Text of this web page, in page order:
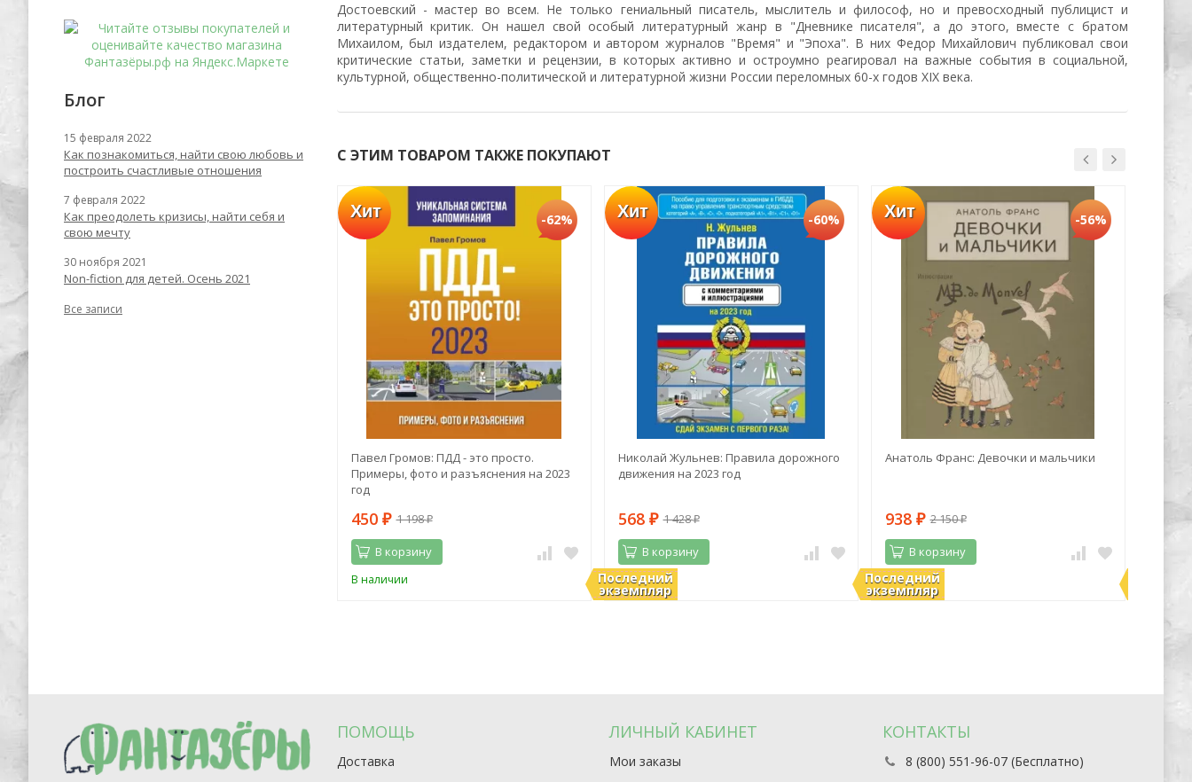
Достоевский - мастер во всем. Не только гениальный писатель, мыслитель и философ, но и превосходный публицист и
литературный критик. Он нашел свой особый литературный жанр в "Дневнике писателя", а до этого, вместе с братом
Михаилом, был издателем, редактором и автором журналов "Время" и "Эпоха". В них Федор Михайлович публиковал свои
критические статьи, заметки и рецензии, в которых активно и остроумно реагировал на важные события в социальной,
культурной, общественно-политической и литературной жизни России переломных 60-х годов XIX века.
С ЭТИМ ТОВАРОМ ТАКЖЕ ПОКУПАЮТ
Хит -67% Хит -62%
Павел Громов: ПДД - это просто.
Примеры, фото и разъяснения на 2023
год
450 ₽ 1 198₽
В корзину
В наличии
Хит
Последний
экземпляр
-60%
Николай Жульнев: Правила дорожного
движения на 2023 год
568 ₽ 1 428₽
В корзину
В наличии
Хит
Последний
экземпляр
-56%
Анатоль Франс: Девочки и мальчики
938 ₽ 2 150₽
В корзину
В наличии
1
Блог
15 февраля 2022
Как познакомиться, найти свою любовь и
построить счастливые отношения
7 февраля 2022
Как преодолеть кризисы, найти себя и
свою мечту
30 ноября 2021
Non-fiction для детей. Осень 2021
Все записи
ПОМОЩЬ
Доставка
ЛИЧНЫЙ КАБИНЕТ
Мои заказы
КОНТАКТЫ
8 (800) 551-96-07 (Бесплатно)